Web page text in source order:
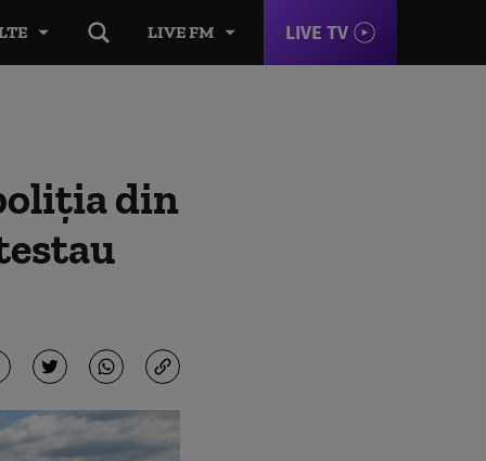
LIVE FM LIVE TV
din